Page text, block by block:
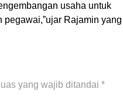
usaha untuk
Rajamin yang
yang wajib ditandai *